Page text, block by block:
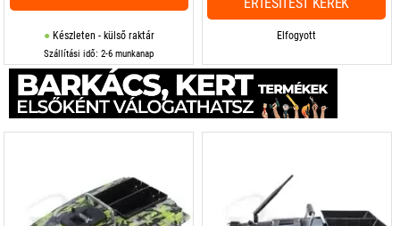
Készleten - külső raktár
Szállítási idő: 2-6 munkanap
Elfogyott